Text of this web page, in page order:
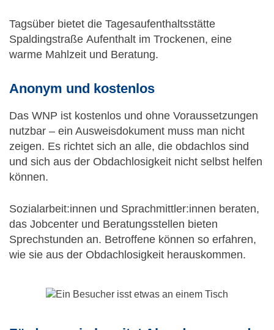
Tagsüber bietet die Tagesaufenthaltsstätte
Spaldingstraße Aufenthalt im Trockenen, eine
warme Mahlzeit und Beratung.
Anonym und kostenlos
Das WNP ist kostenlos und ohne Voraussetzungen
nutzbar – ein Ausweisdokument muss man nicht
zeigen. Es richtet sich an alle, die obdachlos sind
und sich aus der Obdachlosigkeit nicht selbst helfen
können.
Sozialarbeit:innen und Sprachmittler:innen beraten,
das Jobcenter und Beratungsstellen bieten
Sprechstunden an. Betroffene können so erfahren,
wie sie aus der Obdachlosigkeit herauskommen.